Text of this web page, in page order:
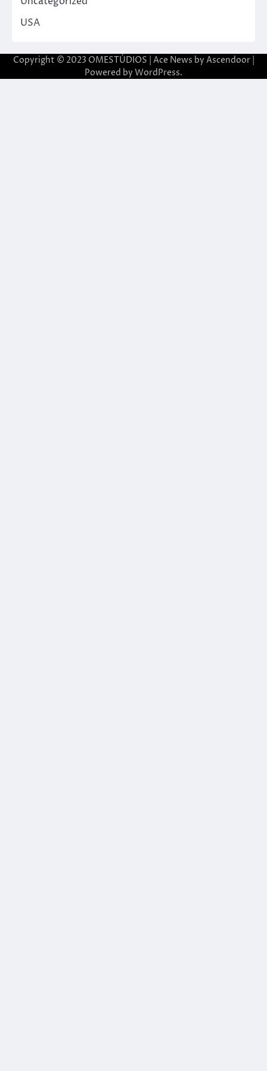
USA
Copyright © 2023 OMESTÚDIOS | Ace News by Ascendoor|
Powered by WordPress.